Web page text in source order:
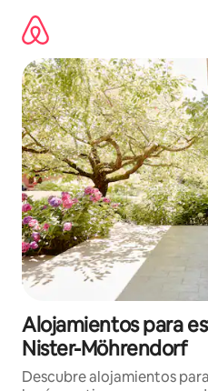
contenido
Alojamientos para
Nister-Möhrendorf
Descubre alojamientos